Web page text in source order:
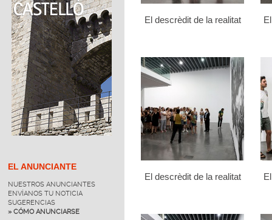
EL ANUNCIANTE
NUESTROS ANUNCIANTES
ENVÍANOS TU NOTICIA
SUGERENCIAS
» CÓMO ANUNCIARSE
El descrèdit de la realitat
El descrèdit de la realitat